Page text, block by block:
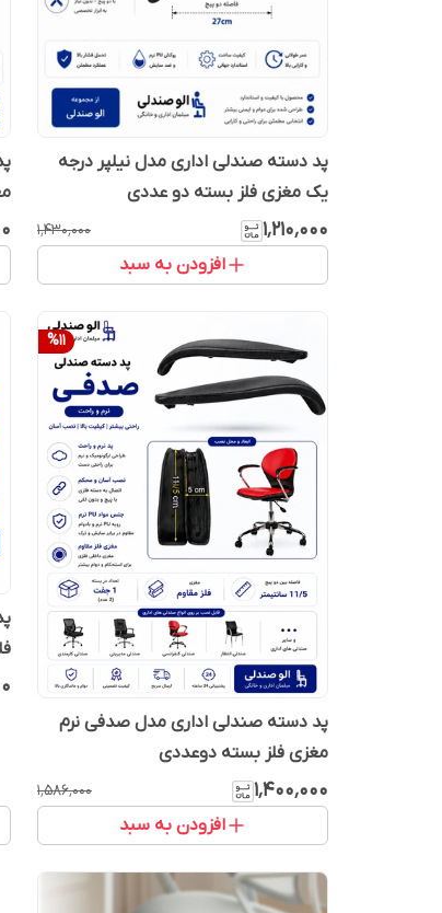
پد دسته صندلی اداری مدل نیلپر درجه
یک مغزی فلز بسته دو عددی
۱٬۲۱۰٬۰۰۰ ۱٬۴۳۰٬۰۰۰
افزودن به سبد
%11
پد دسته صندلی اداری مدل صدفی نرم
مغزی فلز بسته دوعددی
۱٬۴۰۰٬۰۰۰ ۱٬۵۸۶٬۰۰۰
افزودن به سبد